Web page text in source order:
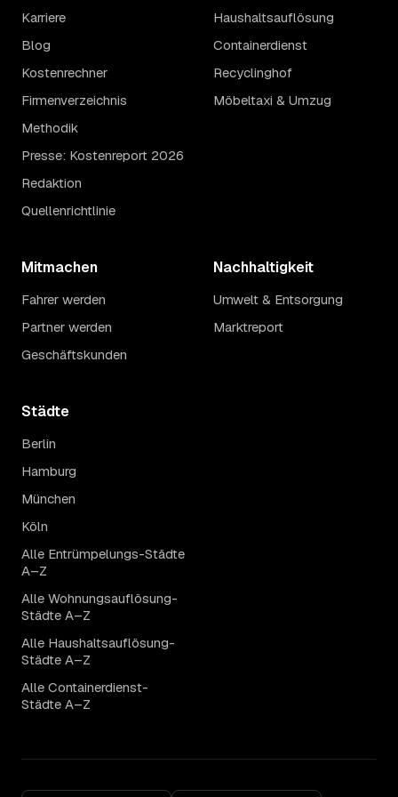
Karriere
Blog
Kostenrechner
Firmenverzeichnis
Methodik
Presse: Kostenreport 2026
Redaktion
Quellenrichtlinie
Haushaltsauflösung
Containerdienst
Recyclinghof
Möbeltaxi & Umzug
Mitmachen
Fahrer werden
Partner werden
Geschäftskunden
Nachhaltigkeit
Umwelt & Entsorgung
Marktreport
Städte
Berlin
Hamburg
München
Köln
Alle Entrümpelungs-Städte
A–Z
Alle Wohnungsauflösung-
Städte A–Z
Alle Haushaltsauflösung-
Städte A–Z
Alle Containerdienst-
Städte A–Z